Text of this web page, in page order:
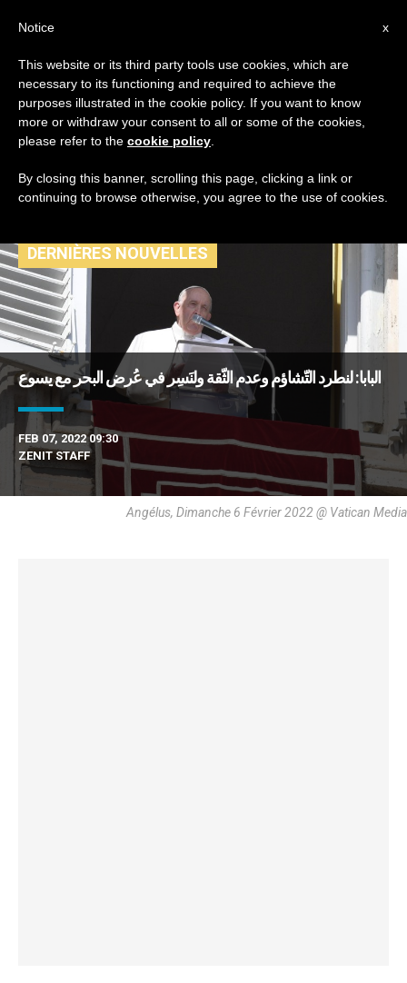
TAG
Posts Tagged ‘بتر
الأعضاء التناسلية’
DERNIÈRES NOUVELLES
البابا: لنطرد التّشاؤم وعدم الثّقة ولنَسِر في عُرض البحر مع يسوع
FEB 07, 2022 09:30
ZENIT STAFF
Angélus, Dimanche 6 Février 2022 @ Vatican Media
x
Notice
This website or its third party tools use cookies, which are
necessary to its functioning and required to achieve the
purposes illustrated in the cookie policy. If you want to know
more or withdraw your consent to all or some of the cookies,
please refer to the cookie policy
By closing this banner, scrolling this page, clicking a link or
continuing to browse otherwise, you agree to the use of cookies.